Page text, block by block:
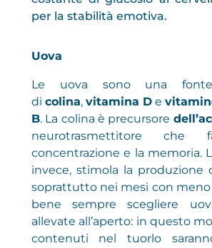
per la stabilità emotiva.
Uova
Le uova sono una fonte
di colina, vitamina De
B. La colina è precursore
neurotrasmettitore che
concentrazione e la memoria.
invece, stimola la produzione
soprattutto nei mesi con meno
bene sempre scegliere
allevate all’aperto: in questo
contenuti nel tuorlo